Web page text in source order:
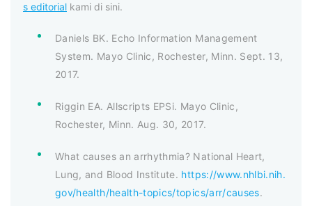
s editorial kami di sini.
Daniels BK. Echo Information Management
System. Mayo Clinic, Rochester, Minn. Sept. 13,
2017.
Riggin EA. Allscripts EPSi. Mayo Clinic,
Rochester, Minn. Aug. 30, 2017.
What causes an arrhythmia? National Heart,
Lung, and Blood Institute. https://www.nhlbi.nih.
gov/health/health-topics/topics/arr/causes.